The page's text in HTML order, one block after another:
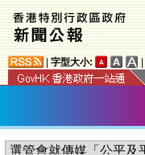
字型大小: